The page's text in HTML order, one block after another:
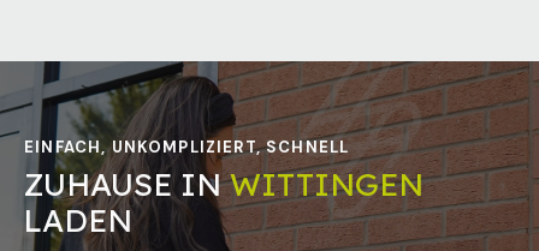
EINFACH, UNKOMPLIZIERT, SCHNELL
ZUHAUSE INWITTINGEN
LADEN